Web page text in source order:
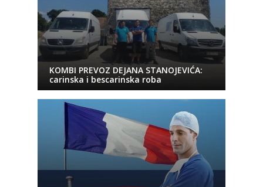
KOMBI PREVOZ DEJANA STANOJEVIĆA:
carinska i bescarinska roba